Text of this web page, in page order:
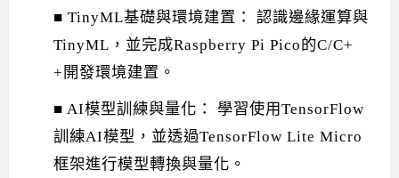
物聯網平台開發人才養成班
■ TinyML基礎與環境建置： 認識邊緣運算與
TinyML，並完成Raspberry Pi Pico的C/C+
+開發環境建置。
■ AI模型訓練與量化： 學習使用TensorFlow
訓練AI模型，並透過TensorFlow Lite Micro
框架進行模型轉換與量化。